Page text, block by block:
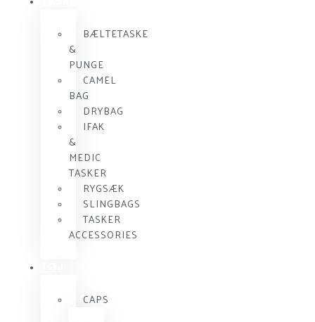
BÆLTETASKE
&
PUNGE
CAMEL
BAG
DRYBAG
IFAK
&
MEDIC
TASKER
RYGSÆK
SLINGBAGS
TASKER
ACCESSORIES
CAPS